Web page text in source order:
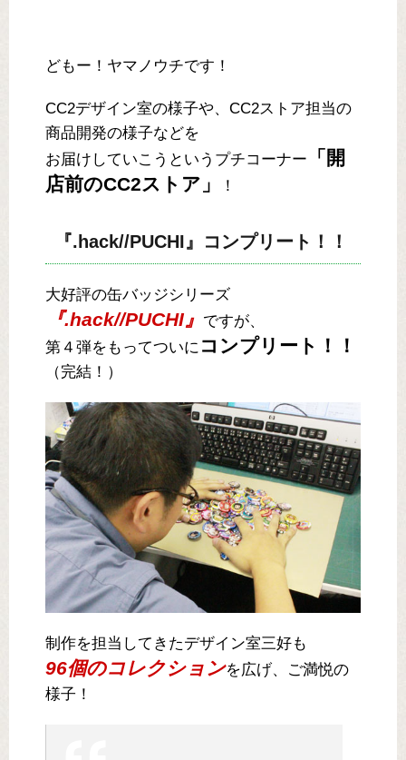
どもー！ヤマノウチです！
CC2デザイン室の様子や、CC2ストア担当の
商品開発の様子などを
お届けしていこうというプチコーナー
「開
店前のCC2ストア」
！
『.hack//PUCHI』コンプリート！！
大好評の缶バッジシリーズ
『.hack//PUCHI』 ですが、
第４弾をもってついに コンプリート！！
（完結！）
制作を担当してきたデザイン室三好も
96個のコレクションを広げ、ご満悦の
様子！